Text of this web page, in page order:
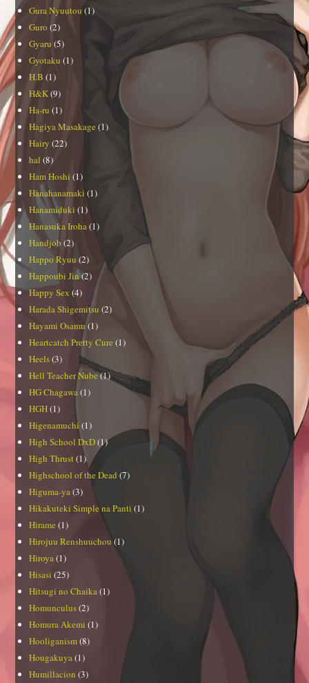
Gura Nyuutou (1)
Guro (2)
Gyaru (5)
Gyotaku (1)
H.B (1)
H&K(9)
Ha-ru (1)
Hagiya Masakage (1)
Hairy (22)
hal (8)
Ham Hoshi (1)
Hanahanamaki(1)
Hanamiduki (1)
Hanasuka Iroha(1)
Handjob (2)
Happo Ryuu (2)
Happoubi Jin(2)
Happy Sex (4)
Harada Shigemitsu (2)
Hayami Osamu(1)
Heartcatch Pretty Cure (1)
Heels(3)
Hell Teacher Nube(1)
HG Chagawa(1)
HGH(1)
Higenamuchi (1)
High School DxD(1)
High Thrust(1)
Highschool of the Dead (7)
Higuma-ya(3)
Hikakuteki Simple na Panti (1)
Hirame (1)
Hirojuu Renshuuchou(1)
Hiroya(1)
Hisasi (25)
Hitsugi no Chaika(1)
Homunculus(2)
Homura Akemi (1)
Hooliganism(8)
Hougakuya(1)
Humillacion (3)